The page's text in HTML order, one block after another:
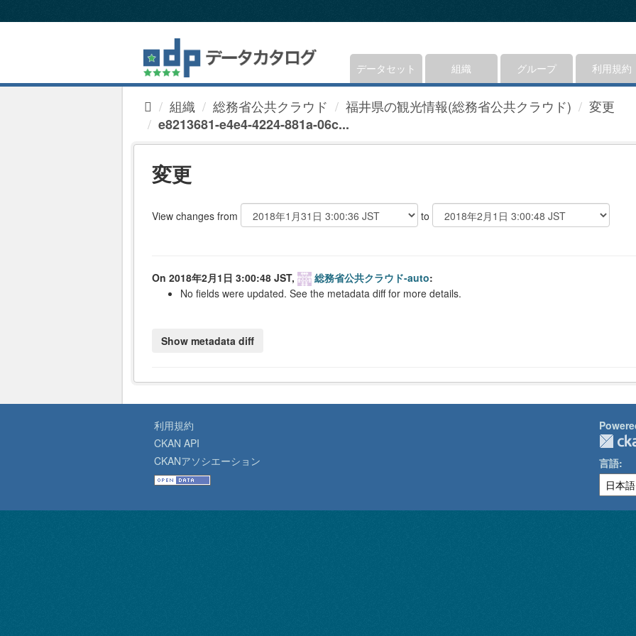
キ
データセット 組織 グループ 利用規約
組織 総務省公共クラウド 福井県の観光情報(総務省公共クラウド)
変更
e8213681-e4e4-4224-881a-06c...
変更
View changes from to
On 2018年2月1日 3:00:48 JST, 総務省公共クラウド-auto:
No fields were updated. See the metadata diff for more details.
利用規約
CKAN API
CKANアソシエーション
言語